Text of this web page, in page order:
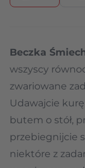
Beczka
wszyscy
zwariowane
Udawajcie
butem o stół,
przebiegnijcie
niektóre z